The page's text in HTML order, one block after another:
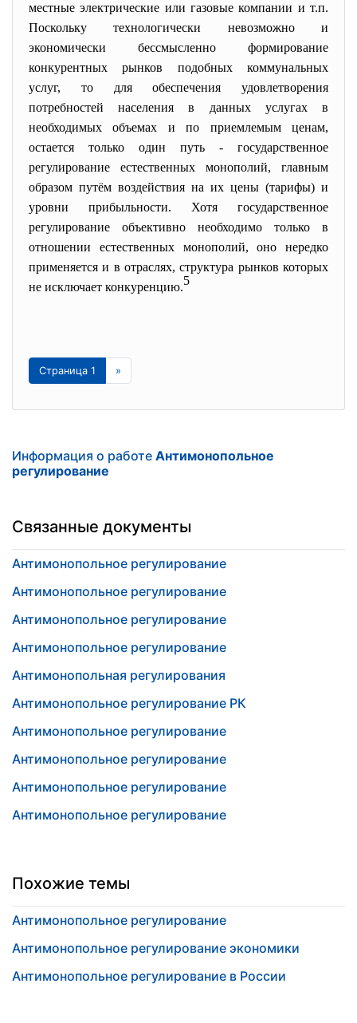
местные электрические или газовые компании и т.п.
Поскольку технологически невозможно и
экономически бессмысленно формирование
конкурентных рынков подобных коммунальных
услуг, то для обеспечения удовлетворения
потребностей населения в данных услугах в
необходимых объемах и по приемлемым ценам,
остается только один путь - государственное
регулирование естественных монополий, главным
образом путём воздействия на их цены (тарифы) и
уровни прибыльности. Хотя государственное
регулирование объективно необходимо только в
отношении естественных монополий, оно нередко
применяется и в отраслях, структура рынков которых
не исключает конкуренцию.5
Страница 1 »
Информация о работе Антимонопольное
регулирование
Связанные документы
Антимонопольное регулирование
Антимонопольное регулирование
Антимонопольное регулирование
Антимонопольное регулирование
Антимонопольная регулирования
Антимонопольное регулирование РК
Антимонопольное регулирование
Антимонопольное регулирование
Антимонопольное регулирование
Антимонопольное регулирование
Похожие темы
Антимонопольное регулирование
Антимонопольное регулирование экономики
Антимонопольное регулирование в России